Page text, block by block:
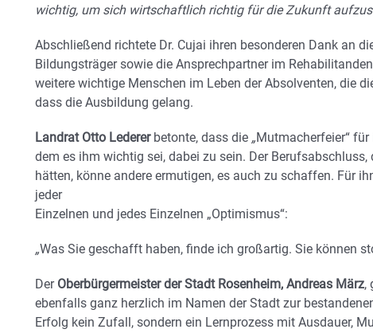
wichtig, um sich wirtschaftlich richtig für die Zukunft
Abschließend richtete Dr. Cujai ihren besonderen Dank an
Bildungsträger sowie die Ansprechpartner im
weitere wichtige Menschen im Leben der Absolventen, die
dass die Ausbildung gelang.
Landrat Otto Ledererbetonte, dass die „Mutmacherfeier“ für
dem es ihm wichtig sei, dabei zu sein. Der
hätten, könne andere ermutigen, es auch zu schaffen. Für
jeder
Einzelnen und jedes Einzelnen „Optimismus“:
„Was Sie geschafft haben, finde ich großartig. Sie können
Der Oberbürgermeister der Stadt Rosenheim, Andreas März,
ebenfalls ganz herzlich im Namen der Stadt zur
Erfolg kein Zufall, sondern ein Lernprozess mit Ausdauer,